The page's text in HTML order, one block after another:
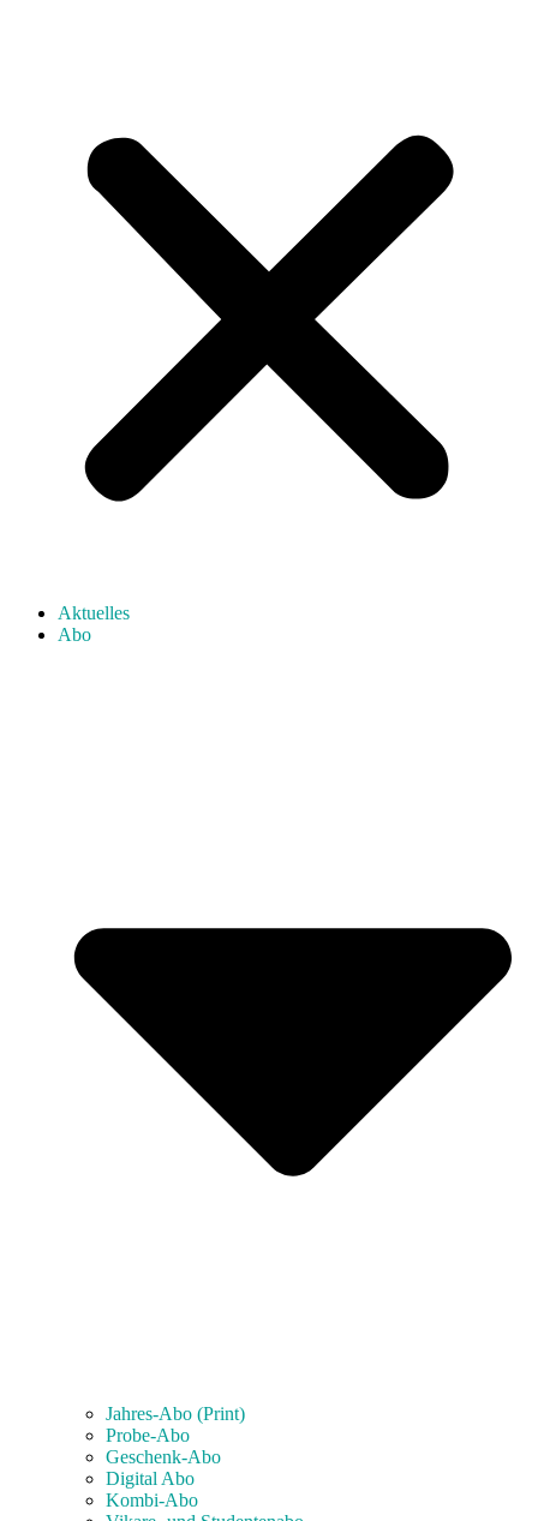
Aktuelles
Abo
Jahres-Abo (Print)
Probe-Abo
Geschenk-Abo
Digital Abo
Kombi-Abo